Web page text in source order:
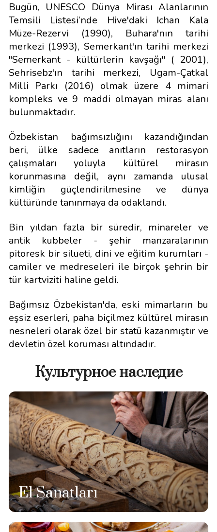
Bugün, UNESCO Dünya Mirası Alanlarının
Temsili Listesi’nde Hive'daki Ichan Kala
Müze-Rezervi (1990), Buhara'nın tarihi
merkezi (1993), Semerkant'ın tarihi merkezi
"Semerkant - kültürlerin kavşağı" ( 2001),
Sehrisebz'ın tarihi merkezi, Ugam-Çatkal
Milli Parkı (2016) olmak üzere 4 mimari
kompleks ve 9 maddi olmayan miras alanı
bulunmaktadır.
Özbekistan bağımsızlığını kazandığından
beri, ülke sadece anıtların restorasyon
çalışmaları yoluyla kültürel mirasın
korunmasına değil, aynı zamanda ulusal
kimliğin güçlendirilmesine ve dünya
kültüründe tanınmaya da odaklandı.
Bin yıldan fazla bir süredir, minareler ve
antik kubbeler - şehir manzaralarının
pitoresk bir silueti, dini ve eğitim kurumları -
camiler ve medreseleri ile birçok şehrin bir
tür kartviziti haline geldi.
Bağımsız Özbekistan'da, eski mimarların bu
eşsiz eserleri, paha biçilmez kültürel mirasın
nesneleri olarak özel bir statü kazanmıştır ve
devletin özel koruması altındadır.
Культурное наследие
El Sanatları